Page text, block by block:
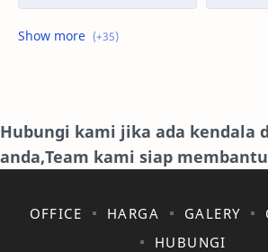
FORD
INTERNET ISUZU
JAGUAR. KAKI-
KIA
Hubungi kami jika ada kendala
anda,Team kami siap
OFFICE HARGA GALERY
HUBUNGI